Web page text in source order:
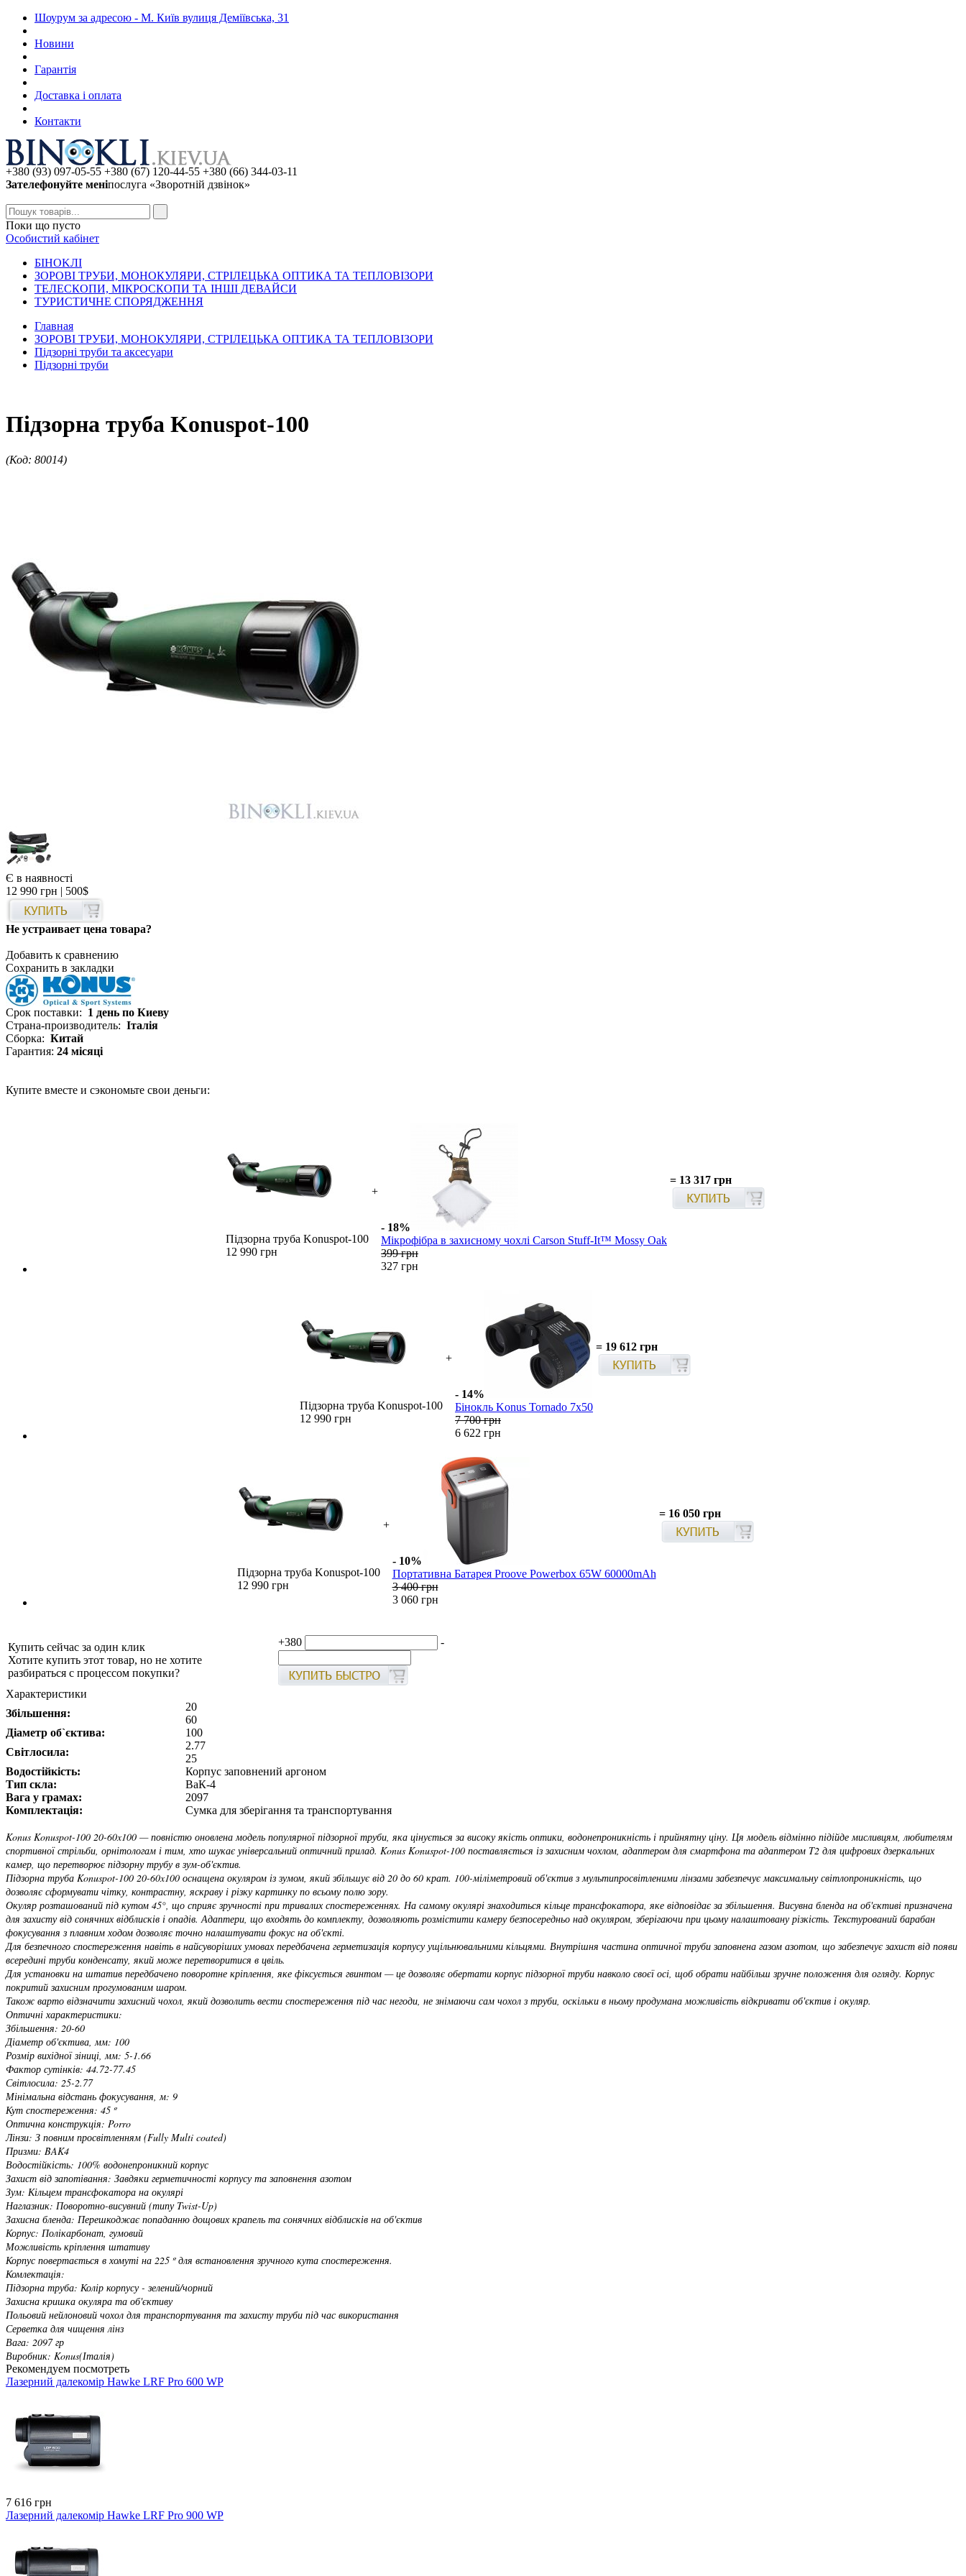
Шоурум за адресою - М. Київ вулиця Деміївська, 31
Новини
Гарантія
Доставка і оплата
Контакти
+380 (93) 097-05-55 +380 (67) 120-44-55 +380 (66) 344-03-11
Зателефонуйте меніпослуга «Зворотній дзвінок»
Поки що пусто
Особистий кабінет
БIHOKЛI
ЗОРОВІ ТРУБИ, МОНОКУЛЯРИ, СТРІЛЕЦЬКА ОПТИКА ТА ТЕПЛОВІЗОРИ
ТЕЛЕСКОПИ, МІКРОСКОПИ ТА ІНШІ ДЕВАЙСИ
ТУРИСТИЧНЕ СПОРЯДЖЕННЯ
Главная
ЗОРОВІ ТРУБИ, МОНОКУЛЯРИ, СТРІЛЕЦЬКА ОПТИКА ТА ТЕПЛОВІЗОРИ
Підзорні труби та аксесуари
Підзорні труби
Підзорна труба Konuspot-100
(Код: 80014)
Є в наявності
12 990 грн | 500$
Не устраивает цена товара?
Добавить к сравнению
Сохранить в закладки
Срок поставки: 1 день по Киеву
Страна-производитель: Італія
Сборка: Китай
Гарантия: 24 місяці
Купите вместе и сэкономьте свои деньги:
Підзорна труба Konuspot-100
12 990 грн
+
- 18%
Мікрофібра в захисному чохлі Carson Stuff-It™ Mossy Oak
399 грн
327 грн
= 13 317 грн
Підзорна труба Konuspot-100
12 990 грн
+
- 14%
Бінокль Konus Tornado 7x50
7 700 грн
6 622 грн
= 19 612 грн
Підзорна труба Konuspot-100
12 990 грн
+
- 10%
Портативна Батарея Proove Powerbox 65W 60000mAh
3 400 грн
3 060 грн
= 16 050 грн
Купить сейчас за один клик
Хотите купить этот товар, но не хотите
разбираться с процессом покупки?
+380 -
Характеристики
Збільшення:
20
60
Діаметр об`єктива:
100
Світлосила:
2.77
25
Водостійкість:
Корпус заповнений аргоном
Тип скла:
ВаК-4
Вага у грамах:
2097
Комплектація:
Сумка для зберігання та транспортування
Konus Konuspot-100 20-60x100 — повністю оновлена модель популярної підзорної труби, яка цінується за високу якість оптики, водонепроникність і прийнятну ціну. Ця модель відмінно підійде мисливцям, любителям
спортивної стрільби, орнітологам і тим, хто шукає універсальний оптичний прилад. Konus Konuspot-100 поставляється із захисним чохлом, адаптером для смартфона та адаптером T2 для цифрових дзеркальних
камер, що перетворює підзорну трубу в зум-об'єктив.
Підзорна труба Konuspot-100 20-60x100 оснащена окуляром із зумом, який збільшує від 20 до 60 крат. 100-міліметровий об'єктив з мультипросвітленими лінзами забезпечує максимальну світлопроникність, що
дозволяє сформувати чітку, контрастну, яскраву і різку картинку по всьому полю зору.
Окуляр розташований під кутом 45°, що сприяє зручності при тривалих спостереженнях. На самому окулярі знаходиться кільце трансфокатора, яке відповідає за збільшення. Висувна бленда на об'єктиві призначена
для захисту від сонячних відблисків і опадів. Адаптери, що входять до комплекту, дозволяють розмістити камеру безпосередньо над окуляром, зберігаючи при цьому налаштовану різкість. Текстурований барабан
фокусування з плавним ходом дозволяє точно налаштувати фокус на об'єкті.
Для безпечного спостереження навіть в найсуворіших умовах передбачена герметизація корпусу ущільнювальними кільцями. Внутрішня частина оптичної труби заповнена газом азотом, що забезпечує захист від появи
всередині труби конденсату, який може перетворитися в цвіль.
Для установки на штатив передбачено поворотне кріплення, яке фіксується гвинтом — це дозволяє обертати корпус підзорної труби навколо своєї осі, щоб обрати найбільш зручне положення для огляду. Корпус
покритий захисним прогумованим шаром.
Також варто відзначити захисний чохол, який дозволить вести спостереження під час негоди, не знімаючи сам чохол з труби, оскільки в ньому продумана можливість відкривати об'єктив і окуляр.
Оптичні характеристики:
Збільшення: 20-60
Діаметр об'єктива, мм: 100
Розмір вихідної зіниці, мм: 5-1.66
Фактор сутінків: 44.72-77.45
Світлосила: 25-2.77
Мінімальна відстань фокусування, м: 9
Кут спостереження: 45 º
Оптична конструкція: Porro
Лінзи: З повним просвітленням (Fully Multi coated)
Призми: BAK4
Водостійкість: 100% водонепроникний корпус
Захист від запотівання: Завдяки герметичності корпусу та заповнення азотом
Зум: Кільцем трансфокатора на окулярі
Наглазник: Поворотно-висувний (типу Twist-Up)
Захисна бленда: Перешкоджає попаданню дощових крапель та сонячних відблисків на об'єктив
Корпус: Полікарбонат, гумовий
Можливість кріплення штативу
Корпус повертається в хомуті на 225 º для встановлення зручного кута спостереження.
Комлектація:
Підзорна труба: Колір корпусу - зелений/чорний
Захисна кришка окуляра та об'єктиву
Польовий нейлоновий чохол для транспортування та захисту труби під час використання
Серветка для чищення лінз
Вага: 2097 гр
Виробник: Konus(Італія)
Рекомендуем посмотреть
Лазерний далекомір Hawke LRF Pro 600 WP
7 616 грн
Лазерний далекомір Hawke LRF Pro 900 WP